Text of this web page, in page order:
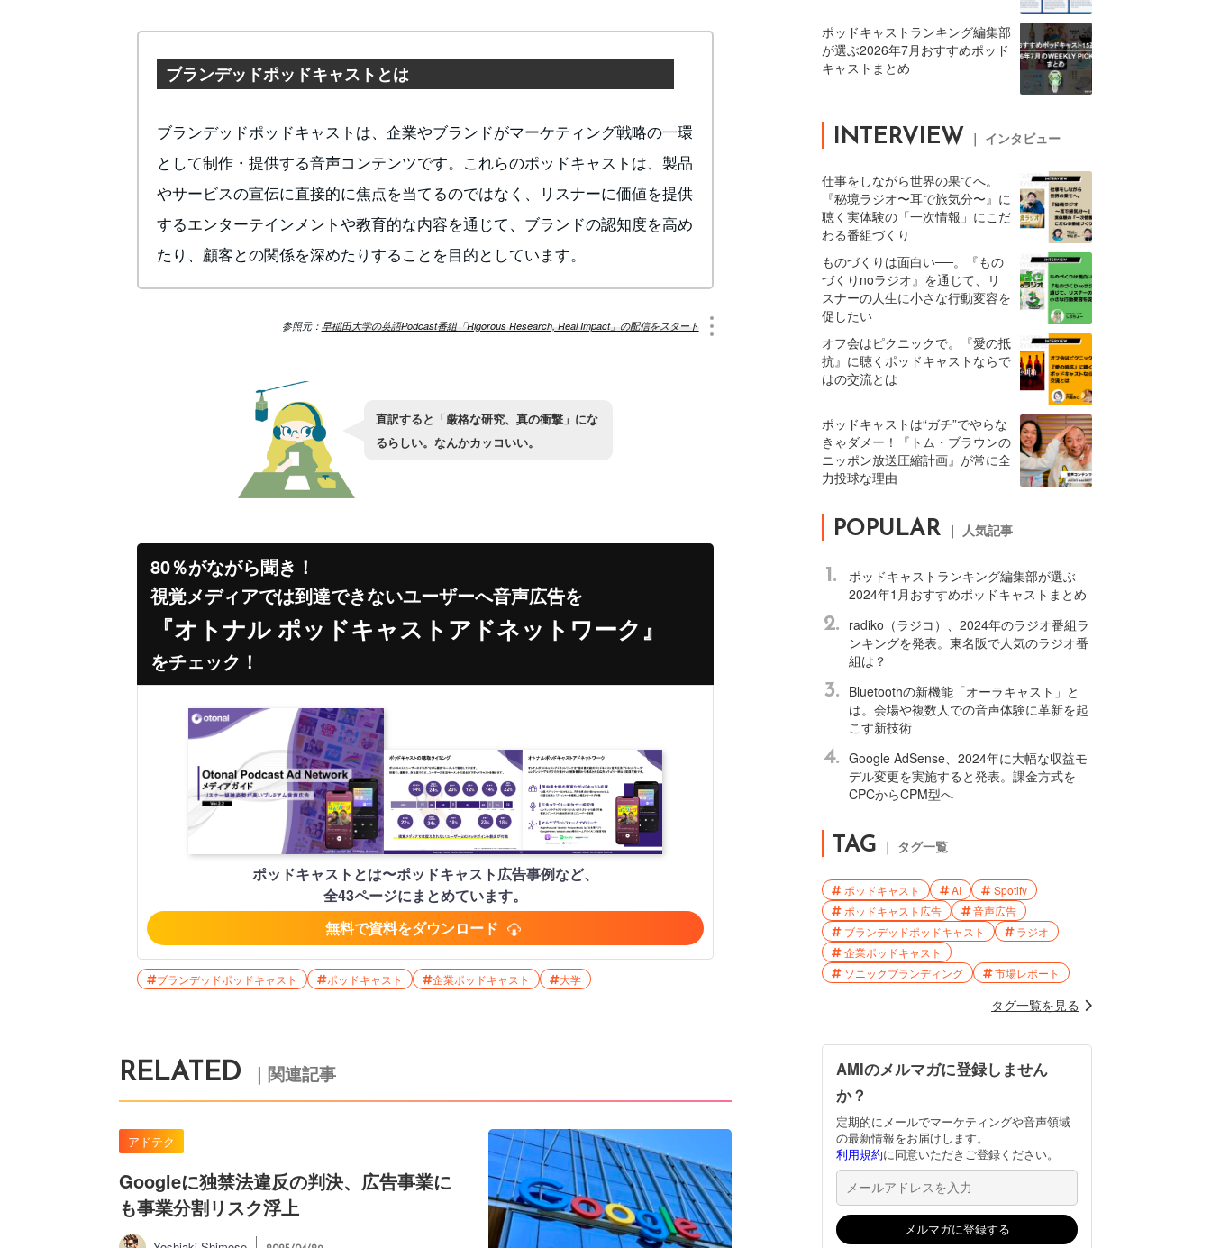
ブランデッドポッドキャストとは
ブランデッドポッドキャストは、企業やブランドがマーケティング戦略の一環
として制作・提供する音声コンテンツです。これらのポッドキャストは、製品
やサービスの宣伝に直接的に焦点を当てるのではなく、リスナーに価値を提供
するエンターテインメントや教育的な内容を通じて、ブランドの認知度を高め
たり、顧客との関係を深めたりすることを目的としています。
参照元： 早稲田大学の英語Podcast番組「Rigorous Research, Real Impact」の配信をスタート
直訳すると「厳格な研究、真の衝撃」にな
るらしい。なんかカッコいい。
80％がながら聞き！
視覚メディアでは到達できないユーザーへ音声広告を
『オトナル ポッドキャストアドネットワーク』
をチェック！
ポッドキャストとは〜ポッドキャスト広告事例など、
全43ページにまとめています。
無料で資料をダウンロード
ブランデッドポッドキャスト ポッドキャスト 企業ポッドキャスト 大学
RELATED ｜関連記事
アドテク
Googleに独禁法違反の判決、広告事業に
も事業分割リスク浮上
ポッドキャストランキング編集部
が選ぶ2026年7月おすすめポッド
キャストまとめ
INTERVIEW ｜ インタビュー
仕事をしながら世界の果てへ。
『秘境ラジオ〜耳で旅気分〜』に
聴く実体験の「一次情報」にこだ
わる番組づくり
ものづくりは面白い──。『もの
づくりnoラジオ』を通じて、リ
スナーの人生に小さな行動変容を
促したい
オフ会はピクニックで。『愛の抵
抗』に聴くポッドキャストならで
はの交流とは
ポッドキャストは“ガチ”でやらな
きゃダメー！『トム・ブラウンの
ニッポン放送圧縮計画』が常に全
力投球な理由
POPULAR ｜ 人気記事
1.
ポッドキャストランキング編集部が選ぶ
2024年1月おすすめポッドキャストまとめ
2.
radiko（ラジコ）、2024年のラジオ番組ラ
ンキングを発表。東名阪で人気のラジオ番
組は？
3.
Bluetoothの新機能「オーラキャスト」と
は。会場や複数人での音声体験に革新を起
こす新技術
4. Google AdSense、2024年に大幅な収益モ
デル変更を実施すると発表。課金方式を
CPCからCPM型へ
TAG ｜ タグ一覧
ポッドキャスト AI
Spotify
ポッドキャスト広告
音声広告
ブランデッドポッドキャスト
ラジオ
企業ポッドキャスト
ソニックブランディング
市場レポート
タグ一覧を見る
AMIのメルマガに登録しません
か？
定期的にメールでマーケティングや音声領域
の最新情報をお届けします。
利用規約に同意いただきご登録ください。